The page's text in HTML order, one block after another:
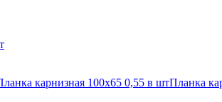
карнизная 100х65 0,55 в штПланка